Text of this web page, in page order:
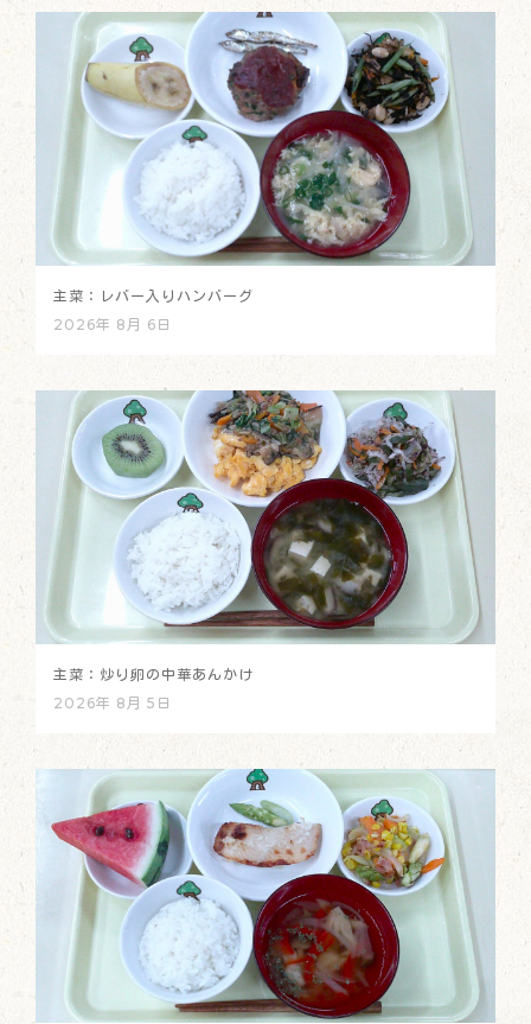
主菜：レバー入りハンバーグ
2026年 8月 6日
主菜：炒り卵の中華あんかけ
2026年 8月 5日